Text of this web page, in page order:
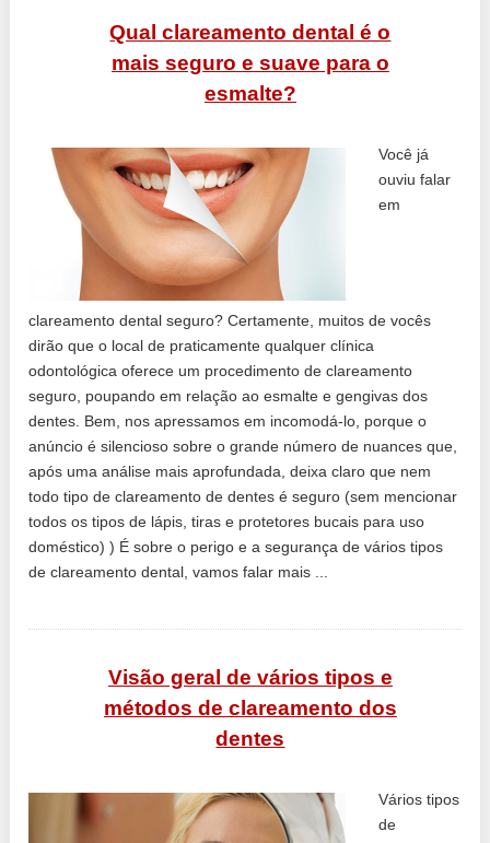
Qual clareamento dental é o
mais seguro e suave para o
esmalte?
Você já
ouviu falar
em
clareamento dental seguro? Certamente, muitos de vocês
dirão que o local de praticamente qualquer clínica
odontológica oferece um procedimento de clareamento
seguro, poupando em relação ao esmalte e gengivas dos
dentes. Bem, nos apressamos em incomodá-lo, porque o
anúncio é silencioso sobre o grande número de nuances que,
após uma análise mais aprofundada, deixa claro que nem
todo tipo de clareamento de dentes é seguro (sem mencionar
todos os tipos de lápis, tiras e protetores bucais para uso
doméstico) ) É sobre o perigo e a segurança de vários tipos
de clareamento dental, vamos falar mais ...
Visão geral de vários tipos e
métodos de clareamento dos
dentes
Vários tipos
de